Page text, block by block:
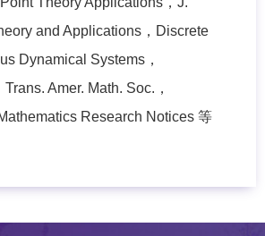
and Applications，Discrete
Dynamical Systems，
Amer. Math. Soc.，
Research Notices 等